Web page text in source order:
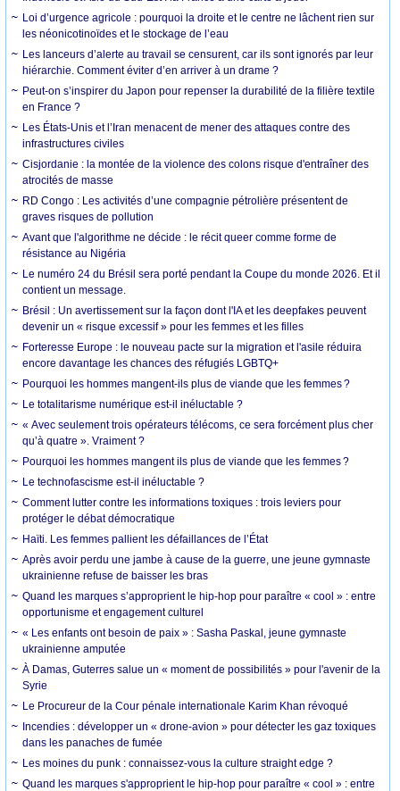
Loi d’urgence agricole : pourquoi la droite et le centre ne lâchent rien sur
les néonicotinoïdes et le stockage de l’eau
Les lanceurs d’alerte au travail se censurent, car ils sont ignorés par leur
hiérarchie. Comment éviter d’en arriver à un drame ?
Peut-on s’inspirer du Japon pour repenser la durabilité de la filière textile
en France ?
Les États-Unis et l’Iran menacent de mener des attaques contre des
infrastructures civiles
Cisjordanie : la montée de la violence des colons risque d'entraîner des
atrocités de masse
RD Congo : Les activités d’une compagnie pétrolière présentent de
graves risques de pollution
Avant que l'algorithme ne décide : le récit queer comme forme de
résistance au Nigéria
Le numéro 24 du Brésil sera porté pendant la Coupe du monde 2026. Et il
contient un message.
Brésil : Un avertissement sur la façon dont l'IA et les deepfakes peuvent
devenir un « risque excessif » pour les femmes et les filles
Forteresse Europe : le nouveau pacte sur la migration et l'asile réduira
encore davantage les chances des réfugiés LGBTQ+
Pourquoi les hommes mangent-ils plus de viande que les femmes ?
Le totalitarisme numérique est-il inéluctable ?
« Avec seulement trois opérateurs télécoms, ce sera forcément plus cher
qu’à quatre ». Vraiment ?
Pourquoi les hommes mangent ils plus de viande que les femmes ?
Le technofascisme est-il inéluctable ?
Comment lutter contre les informations toxiques : trois leviers pour
protéger le débat démocratique
Haïti. Les femmes pallient les défaillances de l’État
Après avoir perdu une jambe à cause de la guerre, une jeune gymnaste
ukrainienne refuse de baisser les bras
Quand les marques s’approprient le hip-hop pour paraître « cool » : entre
opportunisme et engagement culturel
« Les enfants ont besoin de paix » : Sasha Paskal, jeune gymnaste
ukrainienne amputée
À Damas, Guterres salue un « moment de possibilités » pour l'avenir de la
Syrie
Le Procureur de la Cour pénale internationale Karim Khan révoqué
Incendies : développer un « drone-avion » pour détecter les gaz toxiques
dans les panaches de fumée
Les moines du punk : connaissez-vous la culture straight edge ?
Quand les marques s'approprient le hip-hop pour paraître « cool » : entre